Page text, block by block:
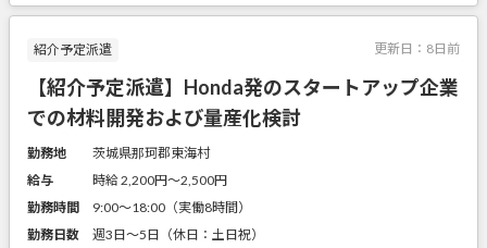
紹介予定派遣 更新日： 8日前
【紹介予定派遣】Honda発のスタートアップ企業
での材料開発および量産化検討
勤務地
茨城県那珂郡東海村
給与
時給 2,200円〜2,500円
勤務時間
9:00～18:00（実働8時間）
勤務日数
週3日～5日（休日：土日祝）